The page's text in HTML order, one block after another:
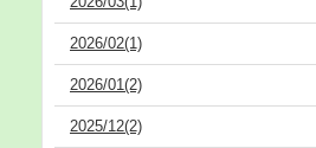
2026/02(1)
2026/01(2)
2025/12(2)